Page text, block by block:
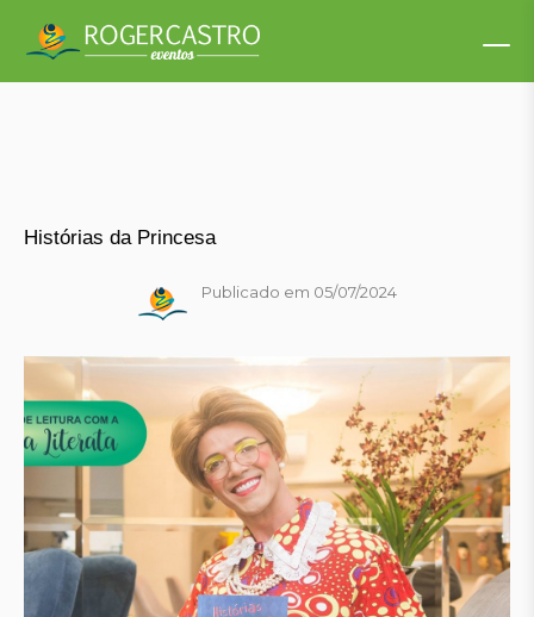
Histórias da Princesa
Publicado em 05/07/2024